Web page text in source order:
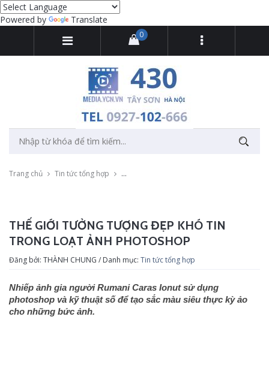
Powered by Translate
0
Trang chủ Tin tức tổng hợp Thế giới tưởng tượng đẹp khó tin trong
THẾ GIỚI TƯỞNG TƯỢNG ĐẸP KHÓ TIN
TRONG LOẠT ẢNH PHOTOSHOP
Đăng bởi: THÀNH CHUNG / Danh mục: Tin tức tổng hợp
Nhiếp ảnh gia người Rumani Caras Ionut sử dụng
photoshop và kỹ thuật số để tạo sắc màu siêu thực kỳ ảo
cho những bức ảnh.